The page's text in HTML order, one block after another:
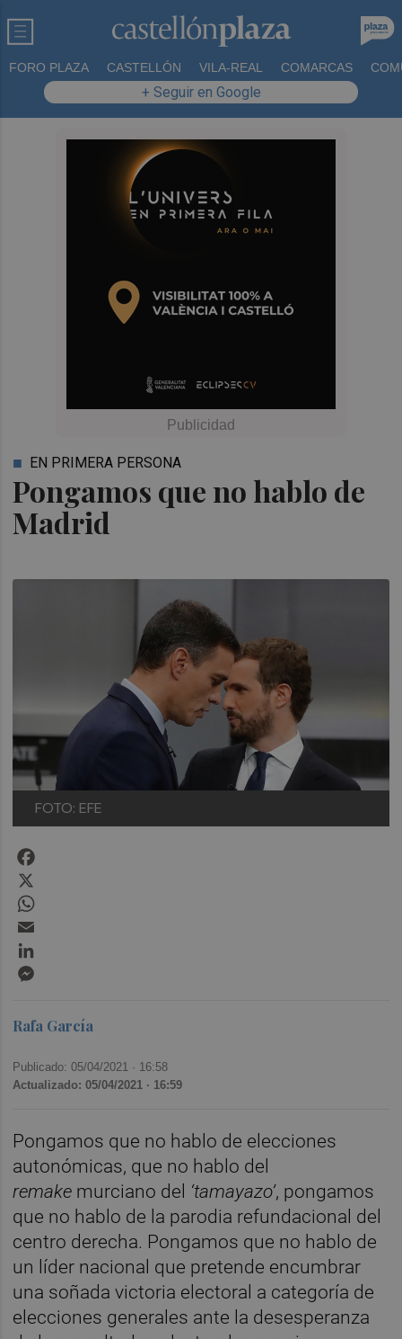
FORO PLAZA CASTELLÓN VILA-REAL COMARCAS
+ Seguir en Google
Pongamos que no hablo de
Madrid
EN PRIMERA PERSONA
FOTO: EFE
Rafa García
Publicado: 05/04/2021 · 16:58
Actualizado: 05/04/2021 · 16:59
Pongamos que no hablo de elecciones
autonómicas, que no hablo del
remake murciano del ‘tamayazo’, pongamos
que no hablo de la parodia refundacional del
centro derecha. Pongamos que no hablo de
un líder nacional que pretende encumbrar
una soñada victoria electoral a categoría de
elecciones generales ante la desesperanza